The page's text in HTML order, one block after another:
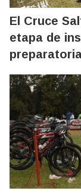
El Cruce
etapa de